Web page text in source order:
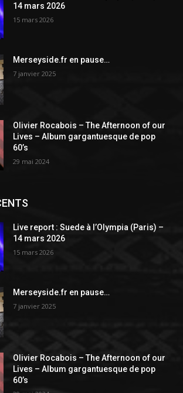
14 mars 2026
15 mars 2026
Merseyside.fr en pause…
7 janvier 2025
Olivier Rocabois – The Afternoon of our
Lives – Album gargantuesque de pop
60’s
29 mai 2024
Live report : Suede à l’Olympia (Paris) –
14 mars 2026
15 mars 2026
Merseyside.fr en pause…
7 janvier 2025
Olivier Rocabois – The Afternoon of our
Lives – Album gargantuesque de pop
60’s